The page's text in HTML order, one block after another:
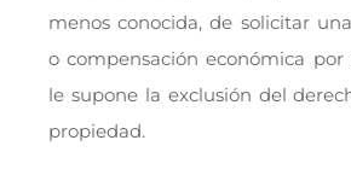
menos conocida, de solicitar
o compensación económica
le supone la exclusión del
propiedad.